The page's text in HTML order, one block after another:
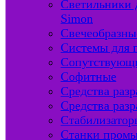
Светильники
Simon
Системы для
Софитные
Средства
Средства
Станки